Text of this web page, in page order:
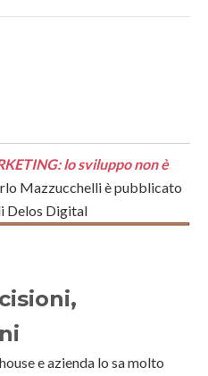
lo sviluppo non è
Mazzucchelli è pubblicato
Delos Digital
e azienda lo sa molto